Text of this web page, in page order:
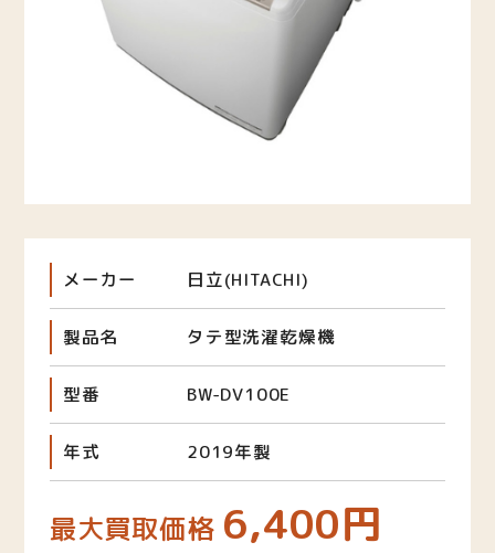
メーカー 日立(HITACHI)
製品名 タテ型洗濯乾燥機
型番 BW-DV100E
年式 2019年製
最大買取価格 6,400円